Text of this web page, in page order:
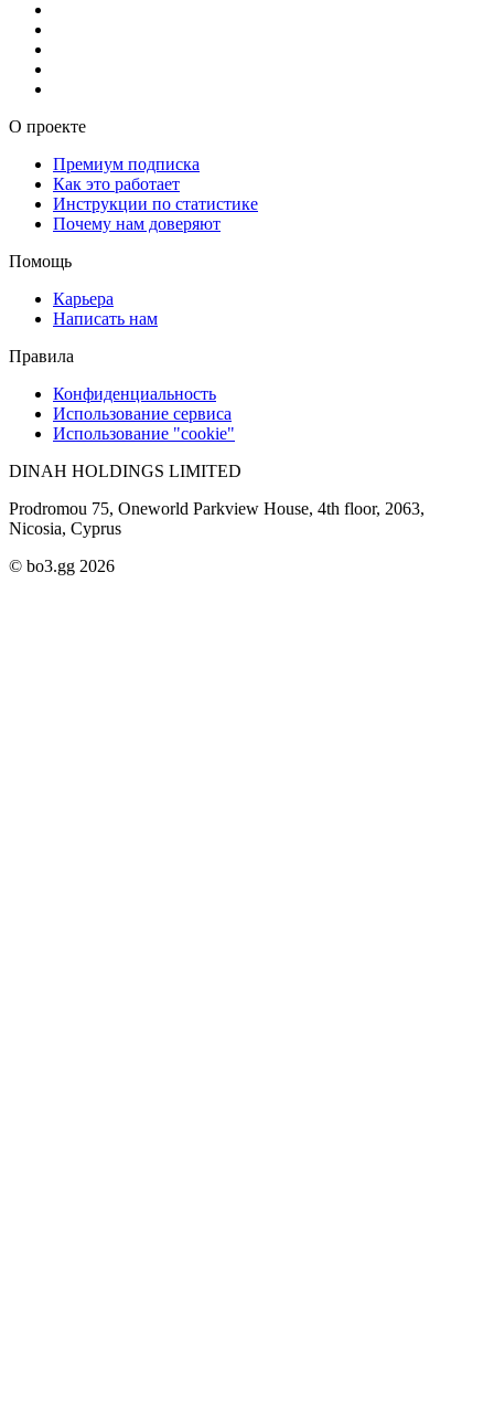
О проекте
Премиум подписка
Как это работает
Инструкции по статистике
Почему нам доверяют
Помощь
Карьера
Написать нам
Правила
Конфиденциальность
Использование сервиса
Использование "cookie"
DINAH HOLDINGS LIMITED
Prodromou 75, Oneworld Parkview House, 4th floor, 2063,
Nicosia, Cyprus
© bo3.gg 2026